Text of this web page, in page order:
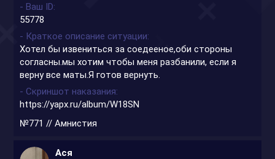
- Ваш ID
55778
- Краткое описание ситуации
Хотел бы извениться за соедееное,оби стороны
согласны.мы хотим чтобы меня разбанили, если я
верну все маты.Я готов вернуть.
- Скриншот наказания
https://yapx.ru/album/W18SN
№771 // Амнистия
Ася